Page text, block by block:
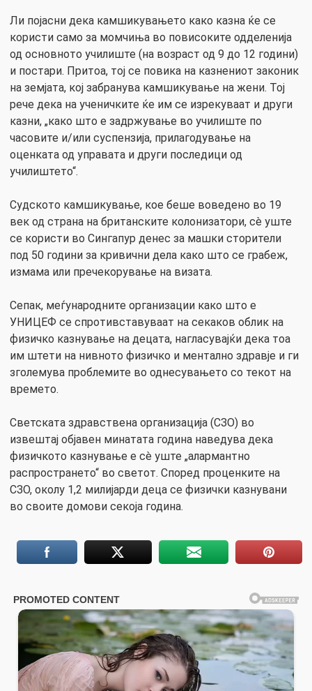
Ли појасни дека камшикувањето како казна ќе се
користи само за момчиња во повисоките одделенија
од основното училиште (на возраст од 9 до 12 години)
и постари. Притоа, тој се повика на казнениот законик
на земјата, кој забранува камшикување на жени. Тој
рече дека на ученичките ќе им се изрекуваат и други
казни, „како што е задржување во училиште по
часовите и/или суспензија, прилагодување на
оценката од управата и други последици од
училиштето“.
Судското камшикување, кое беше воведено во 19
век од страна на британските колонизатори, сè уште
се користи во Сингапур денес за машки сторители
под 50 години за кривични дела како што се грабеж,
измама или пречекорување на визата.
Сепак, меѓународните организации како што е
УНИЦЕФ се спротивставуваат на секаков облик на
физичко казнување на децата, нагласувајќи дека тоа
им штети на нивното физичко и ментално здравје и ги
зголемува проблемите во однесувањето со текот на
времето.
Светската здравствена организација (СЗО) во
извештај објавен минатата година наведува дека
физичкото казнување е сè уште „алармантно
распространето“ во светот. Според проценките на
СЗО, околу 1,2 милијарди деца се физички казнувани
во своите домови секоја година.